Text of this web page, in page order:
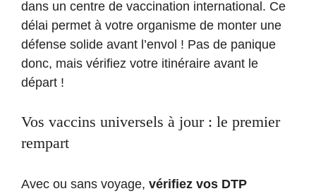
dans un centre de vaccination international. Ce
délai permet à votre organisme de monter une
défense solide avant l’envol ! Pas de panique
donc, mais vérifiez votre itinéraire avant le
départ !
Vos vaccins universels à jour : le premier
rempart
Avec ou sans voyage, vérifiez vos DTP